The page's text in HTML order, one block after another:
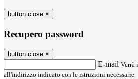
button close ×
Recupero password
button close ×
E-mail Verrà
all'indirizzo indicato con le istruzioni necessarie.